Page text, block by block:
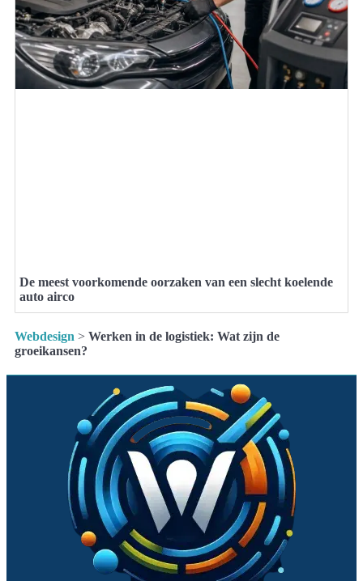
De meest voorkomende oorzaken van een slecht koelende
auto airco
Webdesign > Werken in de logistiek: Wat zijn de
groeikansen?